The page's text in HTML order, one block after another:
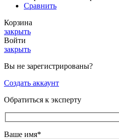
Сравнить
Корзина
закрыть
Войти
закрыть
Вы не зарегистрированы?
Создать аккаунт
Обратиться к эксперту
Ваше имя*